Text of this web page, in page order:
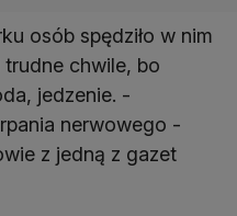
osób spędziło w nim
chwile, bo
jedzenie. -
nerwowego -
z jedną z gazet